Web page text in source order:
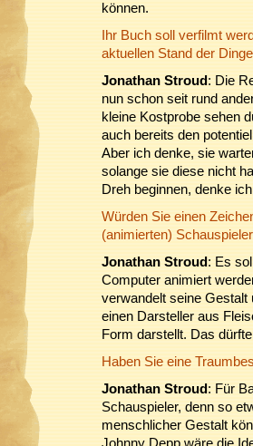
können.
Ihr Buch soll verfilmt
aktuellen Stand der
Jonathan Stroud: Die
nun schon seit rund
kleine Kostprobe sehen
auch bereits den
Aber ich denke, sie
solange sie diese nicht
Dreh beginnen, denke
Würden Sie einen
(animierten)
Jonathan Stroud: Es
Computer animiert
verwandelt seine Gestalt
einen Darsteller aus
Form darstellt. Das
Haben Sie eine
Jonathan Stroud: Für
Schauspieler, denn so
menschlicher Gestalt
Johnny Depp wäre die